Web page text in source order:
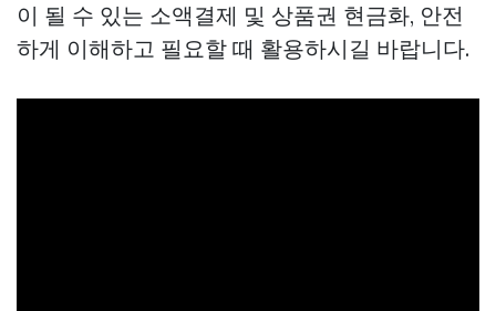
이 될 수 있는 소액결제 및 상품권 현금화, 안전
하게 이해하고 필요할 때 활용하시길 바랍니다.